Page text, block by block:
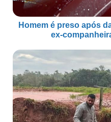
Homem é preso após
ex-